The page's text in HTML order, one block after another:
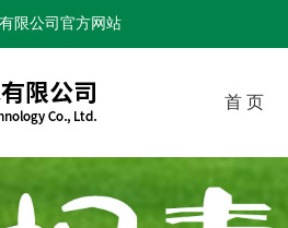
限公司官方网站
首 页